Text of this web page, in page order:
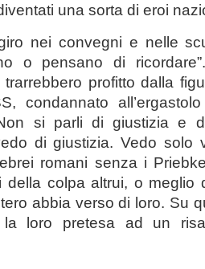
una sorta di eroi
nei convegni e nelle
o pensano di
trarrebbero profitto dalla
condannato
si parli di giustizia e
di giustizia. Vedo solo
romani senza i
della colpa altrui, o meglio
abbia verso di loro. Su
loro pretesa ad un